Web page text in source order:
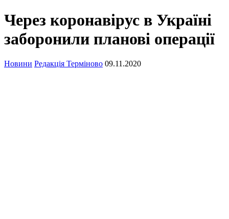
Через коронавірус в Україні
заборонили планові операції
Новини Редакція Терміново 09.11.2020